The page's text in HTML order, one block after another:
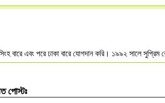
বারে এবং পরে ঢাকা বারে যোগদান করি। ১৯৯২ সালে সুপ্রিম
পোস্টঃ